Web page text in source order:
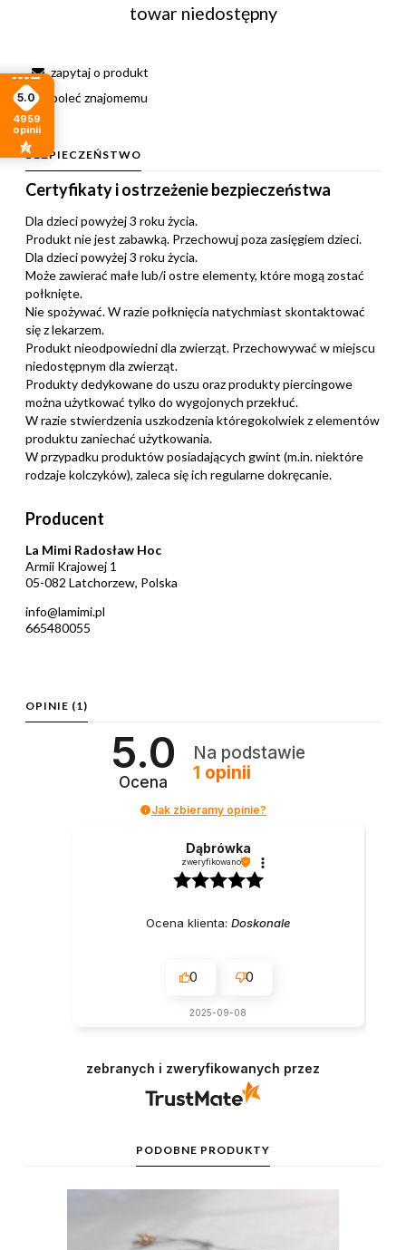
towar niedostępny
zapytaj o produkt
poleć znajomemu
BEZPIECZEŃSTWO
Certyfikaty i ostrzeżenie bezpieczeństwa
Dla dzieci powyżej 3 roku życia.
Produkt nie jest zabawką. Przechowuj poza zasięgiem dzieci.
Dla dzieci powyżej 3 roku życia.
Może zawierać małe lub/i ostre elementy, które mogą zostać
połknięte.
Nie spożywać. W razie połknięcia natychmiast skontaktować
się z lekarzem.
Produkt nieodpowiedni dla zwierząt. Przechowywać w miejscu
niedostępnym dla zwierząt.
Produkty dedykowane do uszu oraz produkty piercingowe
można użytkować tylko do wygojonych przekłuć.
W razie stwierdzenia uszkodzenia któregokolwiek z elementów
produktu zaniechać użytkowania.
W przypadku produktów posiadających gwint (m.in. niektóre
rodzaje kolczyków), zaleca się ich regularne dokręcanie.
Producent
La Mimi Radosław Hoc
Armii Krajowej 1
05-082 Latchorzew, Polska
info@lamimi.pl
665480055
OPINIE (1)
5.0
Ocena
Na podstawie
1 opinii
Jak zbieramy opinie?
Dąbrówka
zweryfikowano
Ocena klienta: Doskonale
0 0
2025-09-08
zebranych i zweryfikowanych przez
PODOBNE PRODUKTY
5.0
4959
opinii